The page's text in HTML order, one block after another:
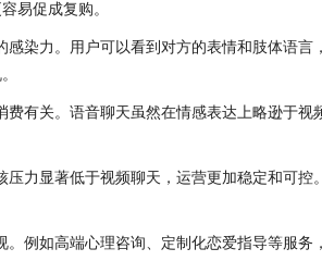
易促成复购。
染力。用户可以看到对方的表情和肢体语
有关。语音聊天虽然在情感表达上略逊于
力显著低于视频聊天，运营更加稳定和可
例如高端心理咨询、定制化恋爱指导等服